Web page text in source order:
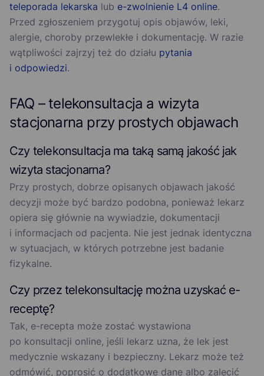
teleporada lekarska lub e-zwolnienie L4 online.
Przed zgłoszeniem przygotuj opis objawów, leki,
alergie, choroby przewlekłe i dokumentację. W razie
wątpliwości zajrzyj też do działu pytania
i odpowiedzi.
FAQ – telekonsultacja a wizyta
stacjonarna przy prostych objawach
Czy telekonsultacja ma taką samą jakość jak
wizyta stacjonarna?
Przy prostych, dobrze opisanych objawach jakość
decyzji może być bardzo podobna, ponieważ lekarz
opiera się głównie na wywiadzie, dokumentacji
i informacjach od pacjenta. Nie jest jednak identyczna
w sytuacjach, w których potrzebne jest badanie
fizykalne.
Czy przez telekonsultację można uzyskać e-
receptę?
Tak, e-recepta może zostać wystawiona
po konsultacji online, jeśli lekarz uzna, że lek jest
medycznie wskazany i bezpieczny. Lekarz może też
odmówić, poprosić o dodatkowe dane albo zalecić